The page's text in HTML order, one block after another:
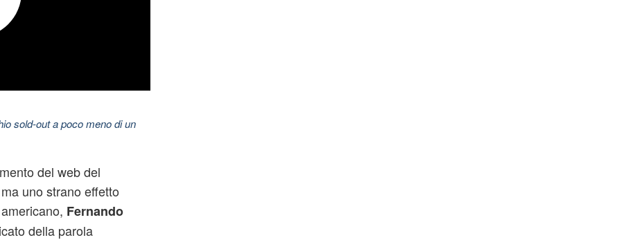
sold-out a poco meno di un
del web del
uno strano effetto
Fernando
della parola